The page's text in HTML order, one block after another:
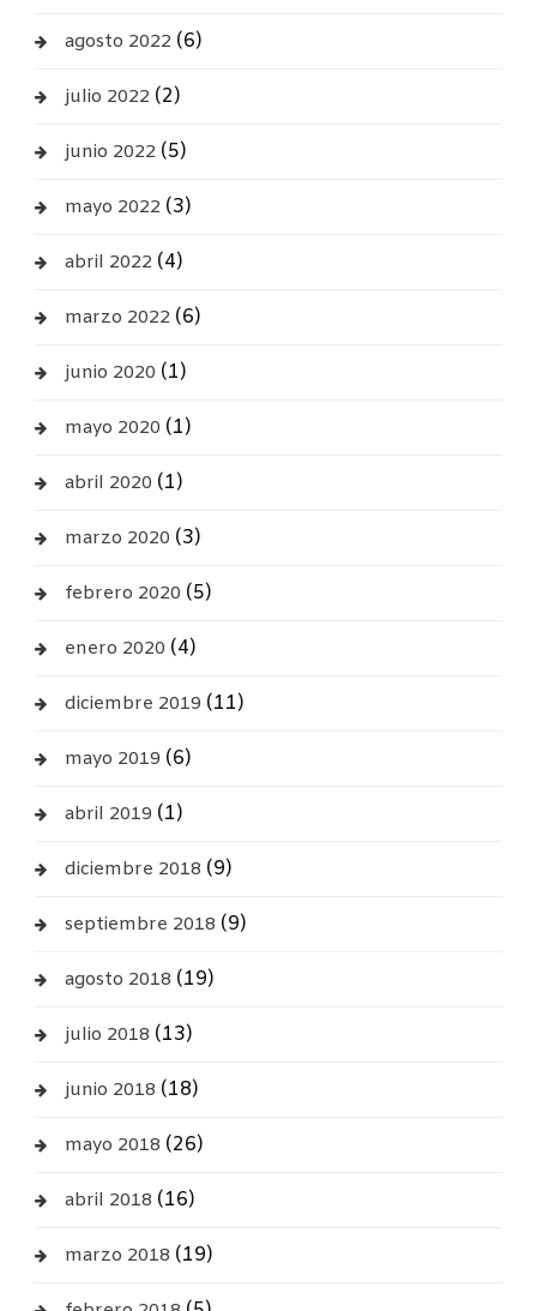
agosto 2022 (6)
julio 2022 (2)
junio 2022 (5)
mayo 2022 (3)
abril 2022 (4)
marzo 2022 (6)
junio 2020 (1)
mayo 2020 (1)
abril 2020 (1)
marzo 2020 (3)
febrero 2020 (5)
enero 2020 (4)
diciembre 2019 (11)
mayo 2019 (6)
abril 2019 (1)
diciembre 2018 (9)
septiembre 2018 (9)
agosto 2018 (19)
julio 2018 (13)
junio 2018 (18)
mayo 2018 (26)
abril 2018 (16)
marzo 2018 (19)